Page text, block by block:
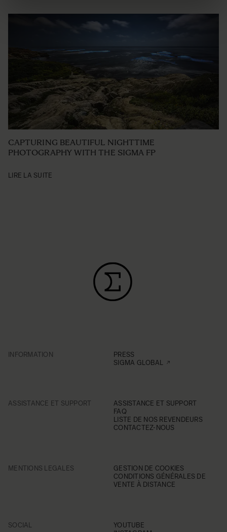
CAPTURING BEAUTIFUL NIGHTTIME
PHOTOGRAPHY WITH THE SIGMA FP
LIRE LA SUITE
INFORMATION
PRESS
SIGMA GLOBAL
ASSISTANCE ET SUPPORT
ASSISTANCE ET SUPPORT
FAQ
LISTE DE NOS REVENDEURS
CONTACTEZ-NOUS
MENTIONS LEGALES
GESTION DE COOKIES
CONDITIONS GÉNÉRALES DE
VENTE À DISTANCE
SOCIAL
YOUTUBE